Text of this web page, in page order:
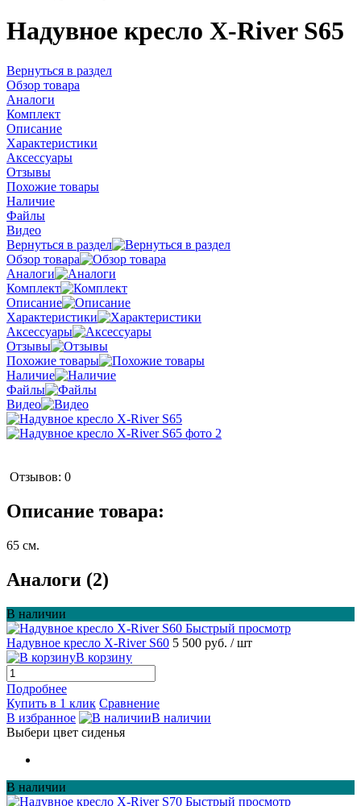
Надувное кресло X-River S65
Вернуться в раздел
Обзор товара
Аналоги
Комплект
Описание
Характеристики
Аксессуары
Отзывы
Похожие товары
Наличие
Файлы
Видео
Вернуться в раздел
Обзор товара
Аналоги
Комплект
Описание
Характеристики
Аксессуары
Отзывы
Похожие товары
Наличие
Файлы
Видео
Отзывов: 0
Описание товара:
65 см.
Аналоги (2)
В наличии
Быстрый просмотр
Надувное кресло X-River S60 5 500 руб. / шт
В корзину
Подробнее
Купить в 1 клик Сравнение
В избранное
В наличии
Выбери цвет сиденья
В наличии
Быстрый просмотр